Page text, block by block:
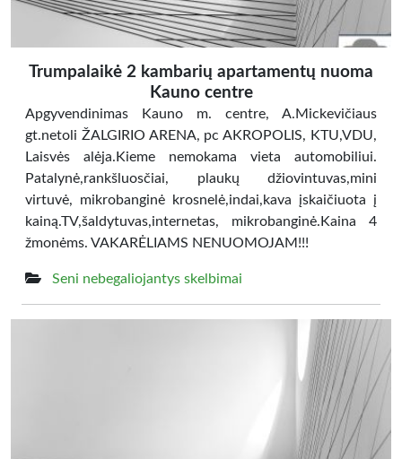
Trumpalaikė 2 kambarių apartamentų nuoma
Kauno centre
Apgyvendinimas Kauno m. centre, A.Mickevičiaus
gt.netoli ŽALGIRIO ARENA, pc AKROPOLIS, KTU,VDU,
Laisvės alėja.Kieme nemokama vieta automobiliui.
Patalynė,rankšluosčiai, plaukų džiovintuvas,mini
virtuvė, mikrobanginė krosnelė,indai,kava įskaičiuota į
kainą.TV,šaldytuvas,internetas, mikrobanginė.Kaina 4
žmonėms. VAKARĖLIAMS NENUOMOJAM!!!
Seni nebegaliojantys skelbimai